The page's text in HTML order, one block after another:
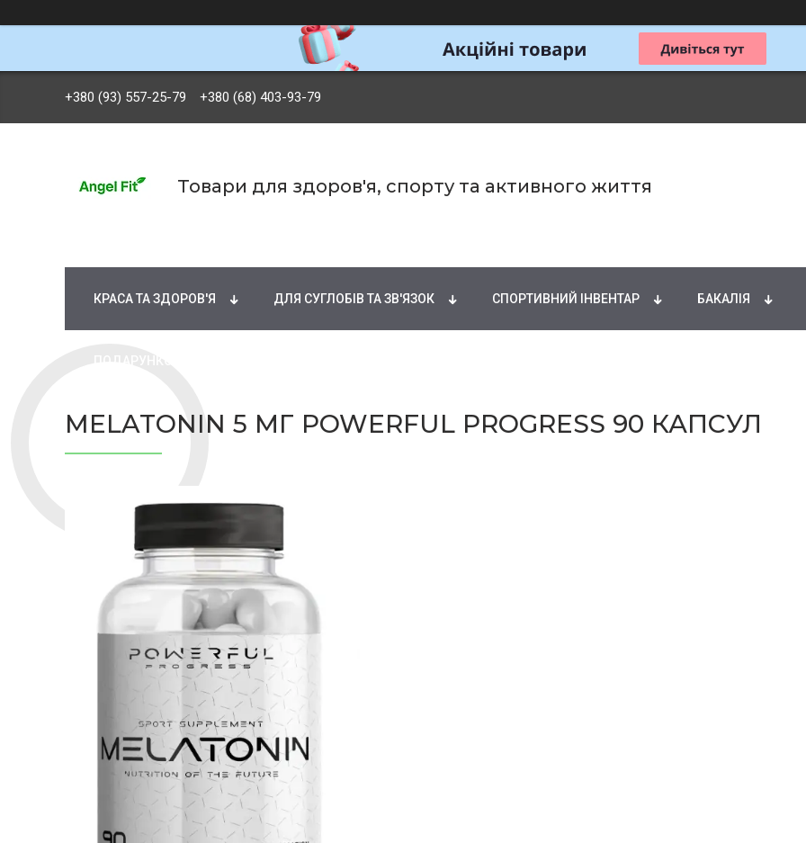
+380 (93) 557-25-79 +380 (68) 403-93-79
Товари для здоров'я, спорту та активного життя
КРАСА ТА ЗДОРОВ'Я ДЛЯ СУГЛОБІВ ТА ЗВ'ЯЗОК СПОРТИВНИЙ ІНВЕНТАР БАКАЛІЯ
MELATONIN 5 МГ POWERFUL PROGRESS 90 КАПСУЛ